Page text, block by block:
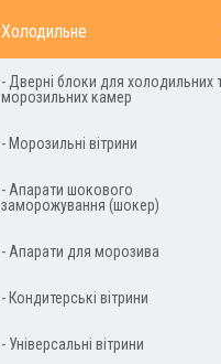
Холодильне
- Дверні блоки для холодильних
морозильних камер
- Морозильні вітрини
- Апарати шокового
заморожування (шокер)
- Апарати для морозива
- Кондитерські вітрини
- Універсальні вітрини